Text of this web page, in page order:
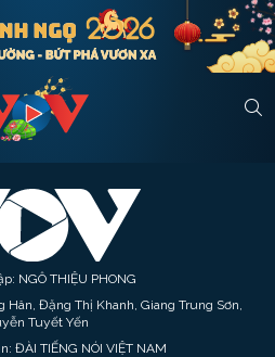
NGÔ THIỆU PHONG
Hân, Đặng Thị Khanh, Giang Trung Sơn,
Tuyết Yến
ĐÀI TIẾNG NÓI VIỆT NAM